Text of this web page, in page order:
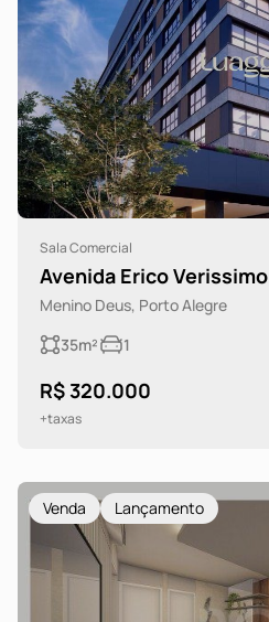
Sala Comercial
Avenida Erico Verissimo
Menino Deus, Porto Alegre
35m²
1
R$ 320.000
+taxas
Venda Lançamento